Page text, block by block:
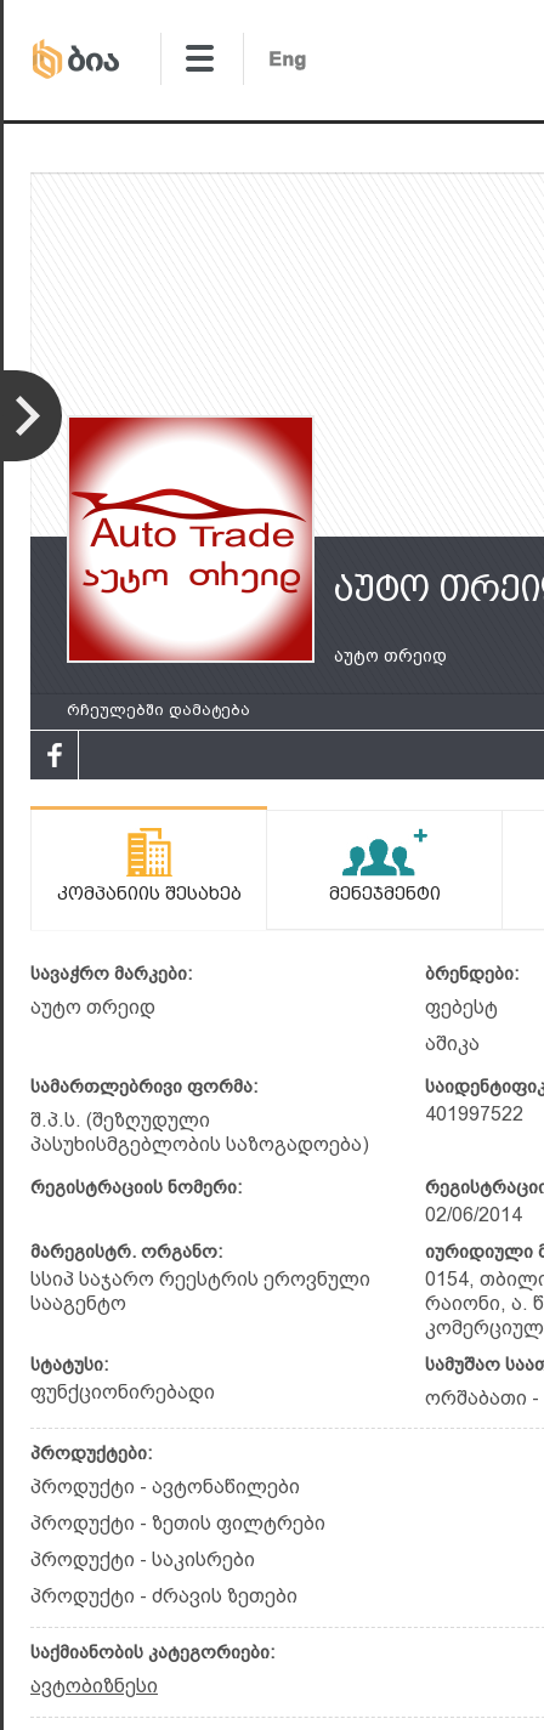
აუტო
აუტო თრეიდ
რჩეულებში დამატება
Კომპანიის Შესახებ Მენეჯმენტი
სავაჭრო მარკები:
აუტო თრეიდ
ბრენდები:
ფებესტ
აშიკა
სამართლებრივი ფორმა:
შ.პ.ს. (შეზღუდული
პასუხისმგებლობის საზოგადოება)
401997522
რეგისტრაციის ნომერი:
02/06/2014
მარეგისტრ. ორგანო:
სსიპ საჯარო რეესტრის ეროვნული
სააგენტო
იურიდიული
0154,
რაიონი, ა.
სტატუსი:
ფუნქციონირებადი
სამუშაო
ორშაბათი -
პროდუქტები:
პროდუქტი - ავტონაწილები
პროდუქტი - ზეთის ფილტრები
პროდუქტი - საკისრები
პროდუქტი - ძრავის ზეთები
საქმიანობის კატეგორიები:
ავტობიზნესი